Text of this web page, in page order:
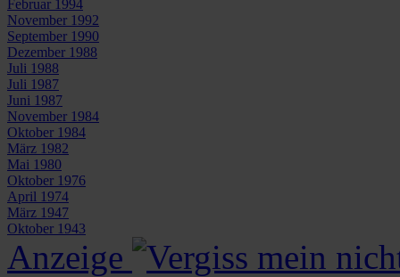
Februar 1994
November 1992
September 1990
Dezember 1988
Juli 1988
Juli 1987
Juni 1987
November 1984
Oktober 1984
März 1982
Mai 1980
Oktober 1976
April 1974
März 1947
Oktober 1943
Anzeige